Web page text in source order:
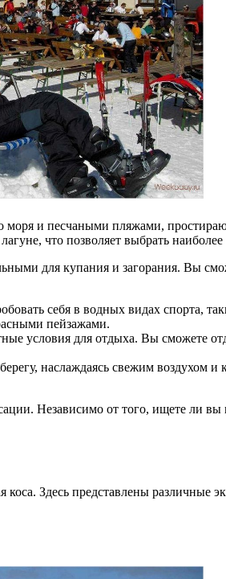
и песчаными пляжами,
что позволяет выбрать
для купания и загорания. Вы
себя в водных видах спорта,
пейзажами.
условия для отдыха. Вы сможете
наслаждаясь свежим воздухом
Независимо от того, ищете ли вы
Здесь представлены различные